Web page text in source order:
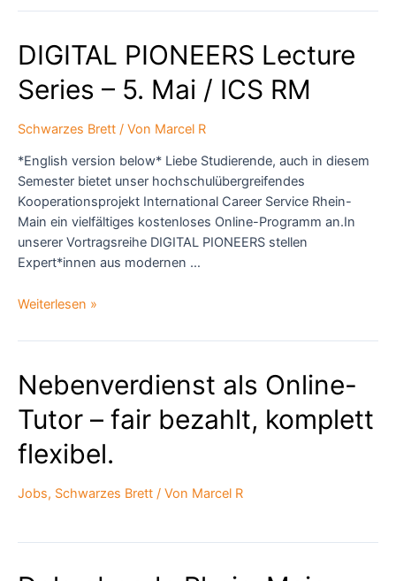
DIGITAL PIONEERS Lecture
Series – 5. Mai / ICS RM
Schwarzes Brett / Von Marcel R
*English version below* Liebe Studierende, auch in diesem
Semester bietet unser hochschulübergreifendes
Kooperationsprojekt International Career Service Rhein-
Main ein vielfältiges kostenloses Online-Programm an.In
unserer Vortragsreihe DIGITAL PIONEERS stellen
Expert*innen aus modernen …
DIGITAL
Lecture
–
Mai
/
ICS
RM
Weiterlesen »
Nebenverdienst als Online-
Tutor – fair bezahlt, komplett
flexibel.
Jobs, Schwarzes Brett / Von Marcel R